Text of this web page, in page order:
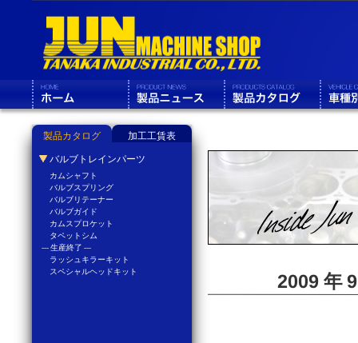
2009 年
製品カタログ 加工工賃表
バルブトレインパーツ
カムシャフト
バルブスプリング
バルブリテーナー
バルブガイド
カムスプロケット
タペットシム
--- 生産終了 ---
ラッシュキラーキット
スペシャルヘッドキット